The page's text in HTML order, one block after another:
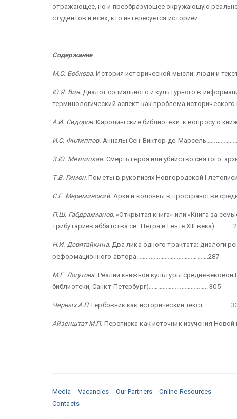
отражающее, но и преобразующее окружающую
студентов и всех, кто интересуется историей.
Содержание
М.С. Бобкова.История исторической мысли: люди и
Ю.Я. Вин. Диалог социального и культурного в
терминологический аспект как проблема
А.И. Сидоров.Каролингские библиотеки: к вопросу о
И.С. Филиппов. Анналы Сен-Виктор-де-
З.Ю. Метлицкая. Смерть героя или убийство святого:
Т.В. Гимон.Пометы в рукописях Новгородской I
С.Г. Мереминский. Арки и колонны в пространстве
П.Ш. Габдрахманов. «Открытая книга» или «Книга за
трибутариев аббатства св. Петра в Генте XIII века)………..
Н.И. Девятайкина. Два лика одного трактата: диалоги
реформационного автора……………………………………….287
М.Г. Логутова. Реалии книжной культуры средневековой
библиотеки, Санкт-Петербург)……………………………….. 305
ЧерныхА.П.Гербовник как исторический
Айзенштат М.П. Переписка как источник изучения
Media Vacancies Our Partners
Online Resources
Contacts